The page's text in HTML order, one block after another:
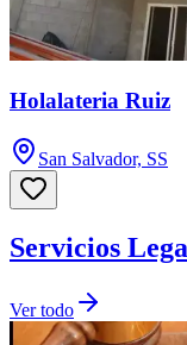
Holalateria Ruiz
San Salvador, SS
Servicios
Ver todo